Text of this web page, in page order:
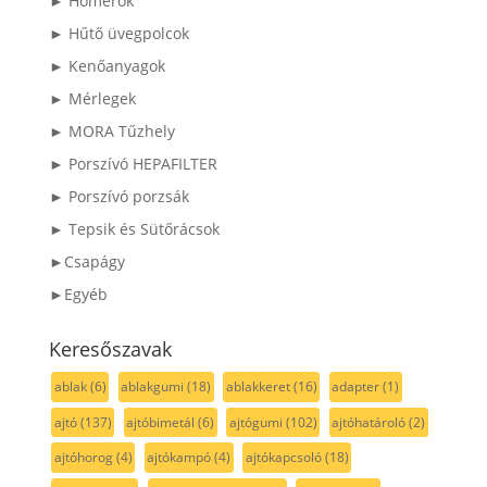
► Hűtő üvegpolcok
► Kenőanyagok
► Mérlegek
► MORA Tűzhely
► Porszívó HEPAFILTER
► Porszívó porzsák
► Tepsik és Sütőrácsok
►Csapágy
►Egyéb
Keresőszavak
ablak(6) ablakgumi (18) ablakkeret(16) adapter(1)
ajtó(137) ajtóbimetál (6) ajtógumi (102) ajtóhatároló(2)
ajtóhorog(4) ajtókampó(4) ajtókapcsoló(18)